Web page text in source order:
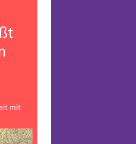
mit